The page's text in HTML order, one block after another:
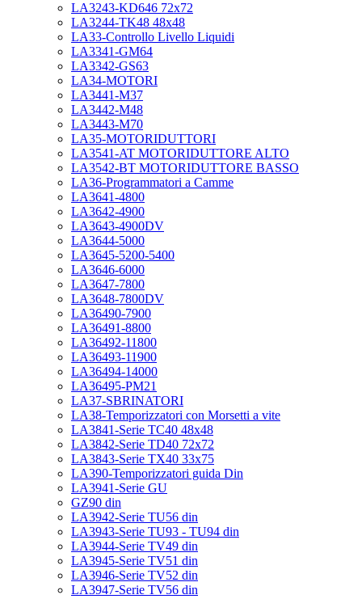
LA3243-KD646 72x72
LA3244-TK48 48x48
LA33-Controllo Livello Liquidi
LA3341-GM64
LA3342-GS63
LA34-MOTORI
LA3441-M37
LA3442-M48
LA3443-M70
LA35-MOTORIDUTTORI
LA3541-AT MOTORIDUTTORE ALTO
LA3542-BT MOTORIDUTTORE BASSO
LA36-Programmatori a Camme
LA3641-4800
LA3642-4900
LA3643-4900DV
LA3644-5000
LA3645-5200-5400
LA3646-6000
LA3647-7800
LA3648-7800DV
LA36490-7900
LA36491-8800
LA36492-11800
LA36493-11900
LA36494-14000
LA36495-PM21
LA37-SBRINATORI
LA38-Temporizzatori con Morsetti a vite
LA3841-Serie TC40 48x48
LA3842-Serie TD40 72x72
LA3843-Serie TX40 33x75
LA390-Temporizzatori guida Din
LA3941-Serie GU
GZ90 din
LA3942-Serie TU56 din
LA3943-Serie TU93 - TU94 din
LA3944-Serie TV49 din
LA3945-Serie TV51 din
LA3946-Serie TV52 din
LA3947-Serie TV56 din